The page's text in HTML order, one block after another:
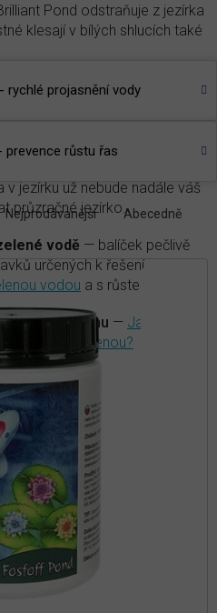
Pond odstraňuje z jezírka
klesají v bílých shlucích také
je hlavním iniciátorem
Fostoff Pond
v jezírku už nebude nadále váš
průzračné jezírko.
vodě — balíček pečlivě
určených k řešení
vodou a s růstem řas.
magazínu — Jak
na dovolenou?
rychlé projasnění vody
prevence růstu řas
Nejprodávanější Abecedně